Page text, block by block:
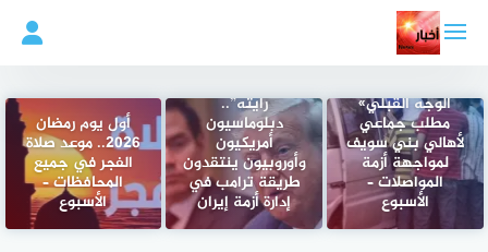
المحتوى
الوجه القبلي»
مطلب جماعي
لأهالي بني سويف
لمواجهة أزمة
المواصلات –
الأسبوع
رأيته”..
دبلوماسيون
أمريكيون
وأوروبيون ينتقدون
طريقة ترامب في
إدارة أزمة إيران
أول يوم رمضان
2026.. موعد صلاة
الفجر في جميع
المحافظات –
الأسبوع